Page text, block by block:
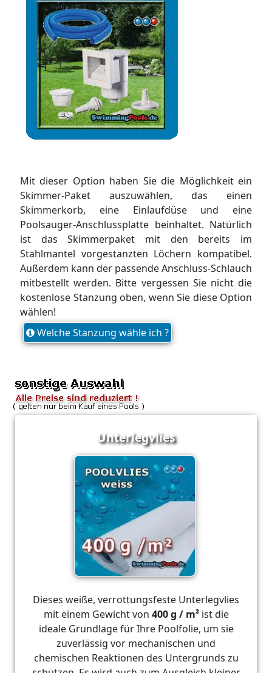
Mit dieser Option haben Sie die Möglichkeit ein
Skimmer-Paket auszuwählen, das einen
Skimmerkorb, eine Einlaufdüse und eine
Poolsauger-Anschlussplatte beinhaltet. Natürlich
ist das Skimmerpaket mit den bereits im
Stahlmantel vorgestanzten Löchern kompatibel.
Außerdem kann der passende Anschluss-Schlauch
mitbestellt werden. Bitte vergessen Sie nicht die
kostenlose Stanzung oben, wenn Sie diese Option
wählen!
Welche Stanzung wähle ich ?
Unterlegvlies
Dieses weiße, verrottungsfeste Unterlegvlies
mit einem Gewicht von 400 g / m²ist die
ideale Grundlage für Ihre Poolfolie, um sie
zuverlässig vor mechanischen und
chemischen Reaktionen des Untergrunds zu